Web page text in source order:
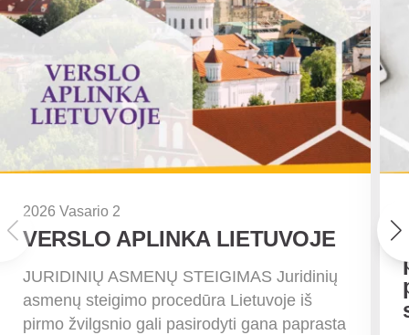
2026 Vasario 2
VERSLO APLINKA LIETUVOJE
JURIDINIŲ ASMENŲ STEIGIMAS Juridinių
asmenų steigimo procedūra Lietuvoje iš
pirmo žvilgsnio gali pasirodyti gana paprasta